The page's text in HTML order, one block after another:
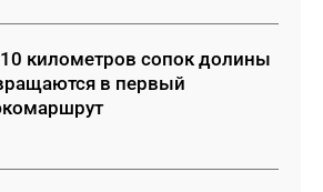
километров сопок долины
в первый